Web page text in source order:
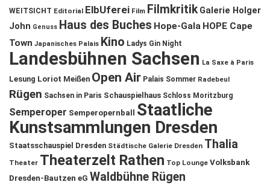
WEITSICHT Editorial ElbUferei Film Filmkritik Galerie Holger
John Genuss Haus des Buches Hope-Gala HOPE Cape
Town Japanisches Palais Kino Ladys Gin Night
Landesbühnen Sachsen La Saxe à Paris
Lesung Loriot Meißen Open Air Palais Sommer Radebeul
Rügen Sachsen in Paris Schauspielhaus Schloss Moritzburg
Semperoper Semperopernball
Staatliche
Kunstsammlungen Dresden
Staatsschauspiel Dresden Städtische Galerie Dresden Thalia
Theater Theaterzelt Rathen Top Lounge Volksbank
Dresden-Bautzen eG Waldbühne Rügen